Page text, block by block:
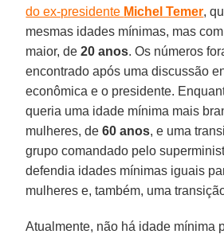
do ex-presidente Michel Temer,
mesmas idades mínimas, mas
maior, de20 anos. Os números
encontrado após uma discussão
econômica e o presidente.
queria uma idade mínima mais
mulheres, de60 anos, e uma
grupo comandado pelo
defendia idades mínimas iguais
mulheres e, também, uma
Atualmente, não há idade mínima